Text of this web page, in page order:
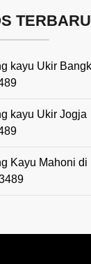
TERBARU
kayu Ukir
kayu Ukir Jogja
Kayu Mahoni di